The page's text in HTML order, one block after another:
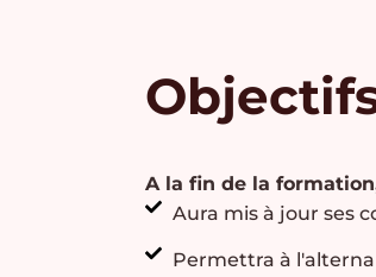
A la fin de la
Aura mis à jour ses
Permettra à